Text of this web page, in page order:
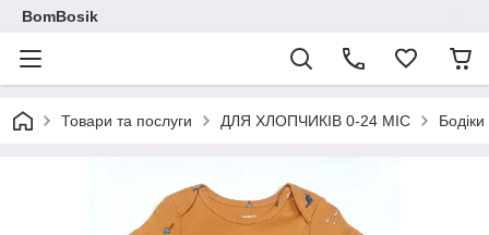
BomBosik
Товари та послуги ДЛЯ ХЛОПЧИКІВ 0-24 МІС Бодіки